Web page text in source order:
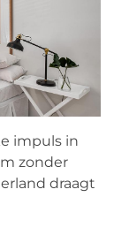
impuls in
zonder
draagt